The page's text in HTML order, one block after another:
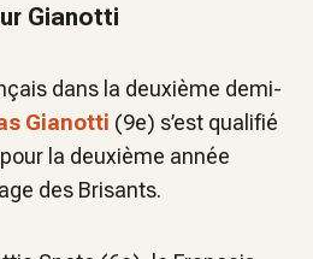
Gianotti
dans la deuxième demi-
Gianotti (9e) s’est qualifié
la deuxième année
des Brisants.